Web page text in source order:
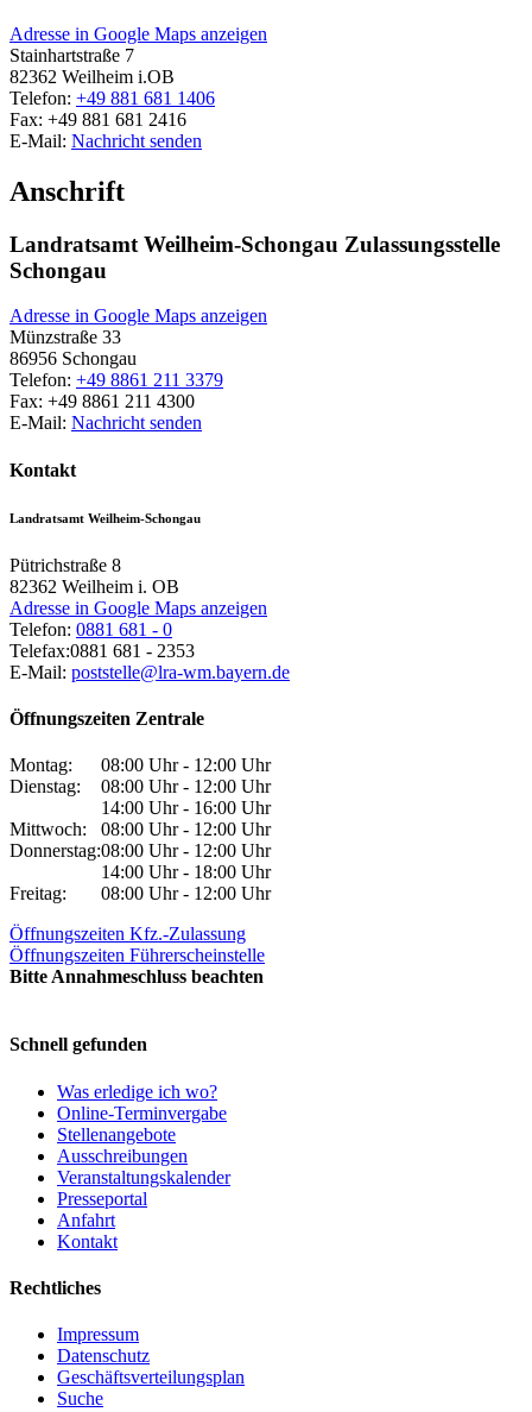
Adresse in Google Maps anzeigen
Stainhartstraße 7
82362 Weilheim i.OB
Telefon: +49 881 681 1406
Fax: +49 881 681 2416
E-Mail: Nachricht senden
Anschrift
Landratsamt Weilheim-Schongau Zulassungsstelle
Schongau
Adresse in Google Maps anzeigen
Münzstraße 33
86956 Schongau
Telefon: +49 8861 211 3379
Fax: +49 8861 211 4300
E-Mail: Nachricht senden
Kontakt
Landratsamt Weilheim-Schongau
Pütrichstraße 8
82362 Weilheim i. OB
Adresse in Google Maps anzeigen
Telefon: 0881 681 - 0
Telefax:0881 681 - 2353
E-Mail: poststelle@lra-wm.bayern.de
Öffnungszeiten Zentrale
Montag:
08:00 Uhr - 12:00 Uhr
Dienstag:
08:00 Uhr - 12:00 Uhr
14:00 Uhr - 16:00 Uhr
Mittwoch:
08:00 Uhr - 12:00 Uhr
Donnerstag:08:00 Uhr - 12:00 Uhr
14:00 Uhr - 18:00 Uhr
Freitag:
08:00 Uhr - 12:00 Uhr
Öffnungszeiten Kfz.-Zulassung
Öffnungszeiten Führerscheinstelle
Bitte Annahmeschluss beachten
Schnell gefunden
Was erledige ich wo?
Online-Terminvergabe
Stellenangebote
Ausschreibungen
Veranstaltungskalender
Presseportal
Anfahrt
Kontakt
Rechtliches
Impressum
Datenschutz
Geschäftsverteilungsplan
Suche